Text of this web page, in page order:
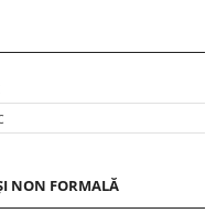
NON FORMALĂ